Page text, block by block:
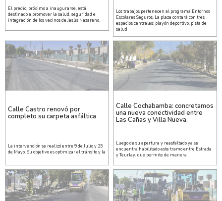
El predio, próximo a inaugurarse, está
destinado a promover la salud, seguridad e
integración de los vecinos de Jesús Nazareno.
Los trabajos pertenecen al programa Entornos
Escolares Seguros. La plaza contará con tres
espacios centrales: playón deportivo, pista de
salud
Calle Castro renovó por
completo su carpeta asfáltica
La intervención se realizó entre 9 de Julio y 25
de Mayo. Su objetivo es optimizar el tránsito y la
Calle Cochabamba: concretamos
una nueva conectividad entre
Las Cañas y Villa Nueva.
Luego de su apertura y reasfaltado ya se
encuentra habilitado este tramo entre Estrada
y Teurlay, que permite de manera